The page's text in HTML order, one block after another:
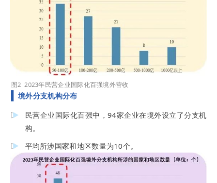
图2 2023年民营企业国际化百强境外营收
境外分支机构分布
民营企业国际化百强中，94家企业在境外设立了分支机
构。
平均所涉国家和地区数量为10个。